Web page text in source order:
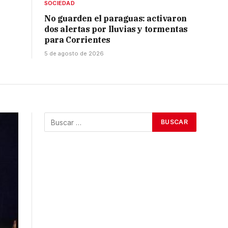
SOCIEDAD
No guarden el paraguas: activaron
dos alertas por lluvias y tormentas
para Corrientes
5 de agosto de 2026